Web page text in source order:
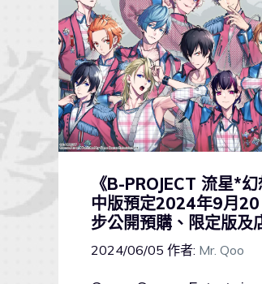
《B-PROJECT 流星*
中版預定2024年9月20
步公開預購、限定版及
2024/06/05 作者: Mr. Qoo